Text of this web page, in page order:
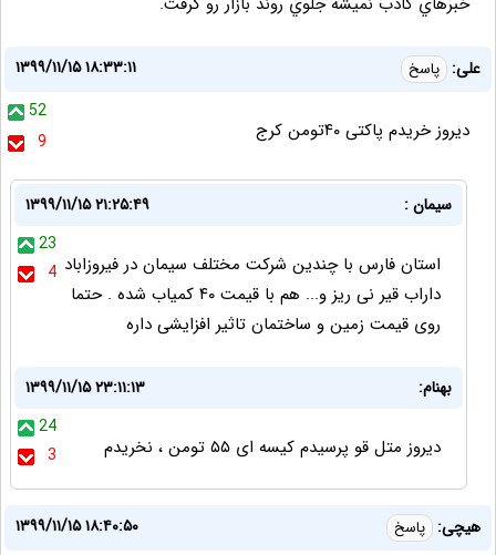
علی: پاسخ
۱۳۹۹/۱۱/۱۵ ۱۸:۳۳:۱۱
52
9
دیروز خریدم پاکتی ۴۰تومن کرج
سیمان :
۱۳۹۹/۱۱/۱۵ ۲۱:۲۵:۴۹
23
4 استان فارس با چندین شرکت مختلف سیمان در فیروزاباد
داراب قیر نی ریز و... هم با قیمت ۴۰ کمیاب شده . حتما
روی قیمت زمین و ساختمان تاثیر افزایشی داره
بهنام:
۱۳۹۹/۱۱/۱۵ ۲۳:۱۱:۱۳
24
3
دیروز متل قو پرسیدم کیسه ای ۵۵ تومن ، نخریدم
هیچی: پاسخ ۱۳۹۹/۱۱/۱۵ ۱۸:۴۰:۵۰